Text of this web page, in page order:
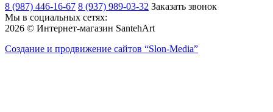
8 (987) 446-16-67 8 (937) 989-03-32 Заказать звонок
Мы в социальных сетях:
2026 © Интернет-магазин SantehArt
Создание и продвижение сайтов “Slon-Media”